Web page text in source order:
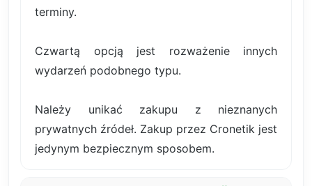
terminy.
Czwartą opcją jest rozważenie innych
wydarzeń podobnego typu.
Należy unikać zakupu z nieznanych
prywatnych źródeł. Zakup przez Cronetik jest
jedynym bezpiecznym sposobem.